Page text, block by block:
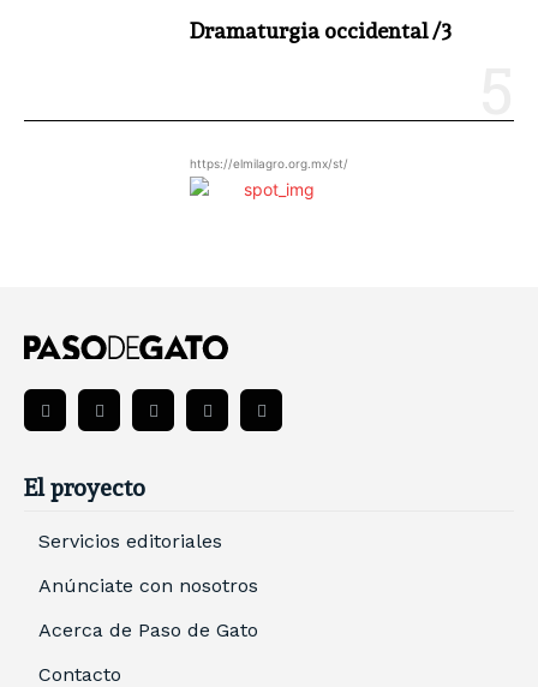
Dramaturgia occidental /3
https://elmilagro.org.mx/st/
El proyecto
Servicios editoriales
Anúnciate con nosotros
Acerca de Paso de Gato
Contacto